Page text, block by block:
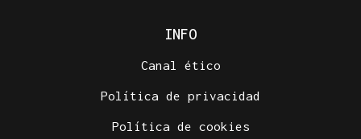
INFO
Canal ético
Política de privacidad
Política de cookies